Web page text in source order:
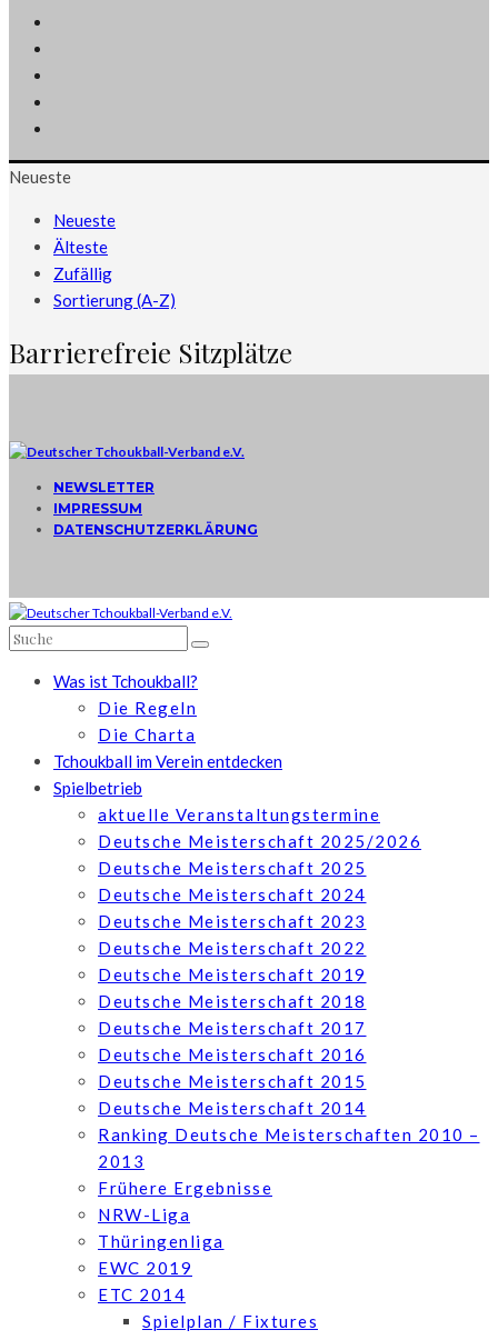
Neueste
Neueste
Älteste
Zufällig
Sortierung (A-Z)
Barrierefreie Sitzplätze
NEWSLETTER
IMPRESSUM
DATENSCHUTZERKLÄRUNG
Was ist Tchoukball?
Die Regeln
Die Charta
Tchoukball im Verein entdecken
Spielbetrieb
aktuelle Veranstaltungstermine
Deutsche Meisterschaft 2025/2026
Deutsche Meisterschaft 2025
Deutsche Meisterschaft 2024
Deutsche Meisterschaft 2023
Deutsche Meisterschaft 2022
Deutsche Meisterschaft 2019
Deutsche Meisterschaft 2018
Deutsche Meisterschaft 2017
Deutsche Meisterschaft 2016
Deutsche Meisterschaft 2015
Deutsche Meisterschaft 2014
Ranking Deutsche Meisterschaften 2010 –
2013
Frühere Ergebnisse
NRW-Liga
Thüringenliga
EWC 2019
ETC 2014
Spielplan / Fixtures